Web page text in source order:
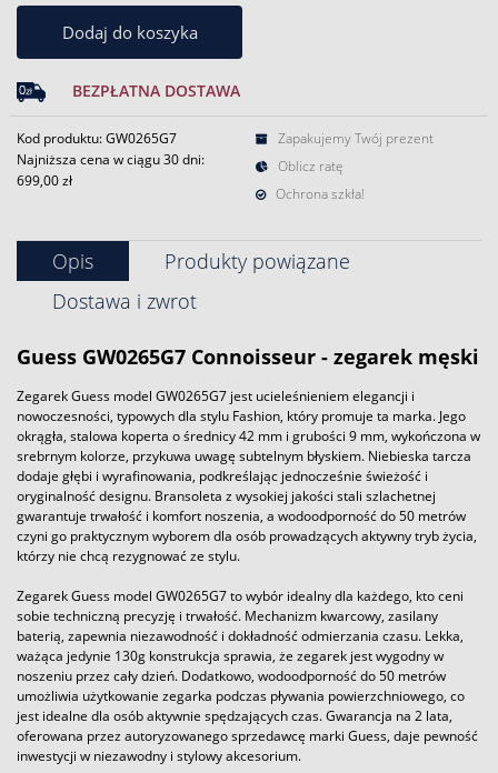
Dodaj do koszyka
BEZPŁATNA DOSTAWA
Kod produktu: GW0265G7
Najniższa cena w ciągu 30 dni:
699,00 zł
Zapakujemy Twój prezent
Oblicz ratę
Ochrona szkła!
Opis
Produkty powiązane
Dostawa i zwrot
Guess GW0265G7 Connoisseur - zegarek męski
Zegarek Guess model GW0265G7 jest ucieleśnieniem elegancji i
nowoczesności, typowych dla stylu Fashion, który promuje ta marka. Jego
okrągła, stalowa koperta o średnicy 42 mm i grubości 9 mm, wykończona w
srebrnym kolorze, przykuwa uwagę subtelnym błyskiem. Niebieska tarcza
dodaje głębi i wyrafinowania, podkreślając jednocześnie świeżość i
oryginalność designu. Bransoleta z wysokiej jakości stali szlachetnej
gwarantuje trwałość i komfort noszenia, a wodoodporność do 50 metrów
czyni go praktycznym wyborem dla osób prowadzących aktywny tryb życia,
którzy nie chcą rezygnować ze stylu.
Zegarek Guess model GW0265G7 to wybór idealny dla każdego, kto ceni
sobie techniczną precyzję i trwałość. Mechanizm kwarcowy, zasilany
baterią, zapewnia niezawodność i dokładność odmierzania czasu. Lekka,
ważąca jedynie 130g konstrukcja sprawia, że zegarek jest wygodny w
noszeniu przez cały dzień. Dodatkowo, wodoodporność do 50 metrów
umożliwia użytkowanie zegarka podczas pływania powierzchniowego, co
jest idealne dla osób aktywnie spędzających czas. Gwarancja na 2 lata,
oferowana przez autoryzowanego sprzedawcę marki Guess, daje pewność
inwestycji w niezawodny i stylowy akcesorium.